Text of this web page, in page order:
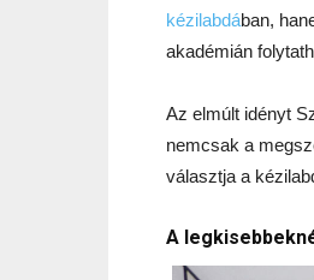
kézilabdában,
akadémián
Az elmúlt idényt
nemcsak a
választja a
A